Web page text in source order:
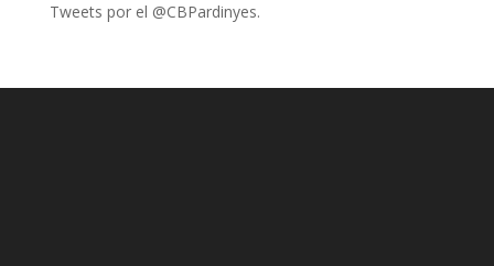
Tweets por el @CBPardinyes.